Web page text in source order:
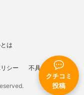
クチコミ
投稿
は
シー 不具合報告